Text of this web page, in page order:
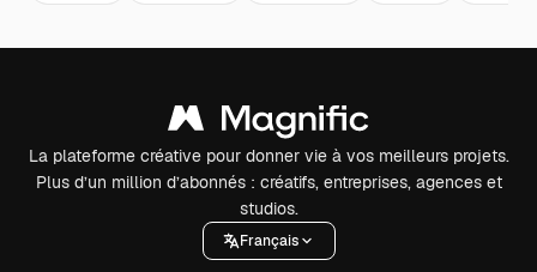
La plateforme créative pour donner vie à vos meilleurs projets.
Plus d’un million d’abonnés : créatifs, entreprises, agences et
studios.
Français